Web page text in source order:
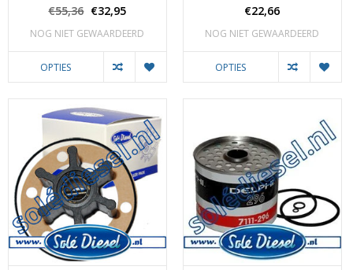
€55,36 €32,95
NOG NIET GEWAARDEERD
OPTIES
€22,66
NOG NIET GEWAARDEERD
OPTIES